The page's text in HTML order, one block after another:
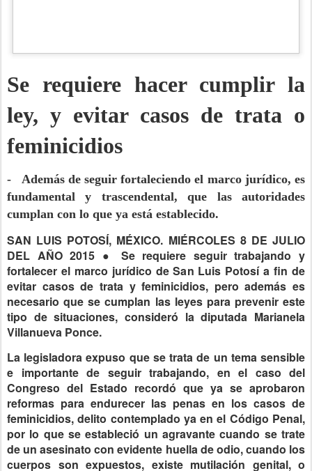
Se requiere hacer cumplir la
ley, y evitar casos de trata o
feminicidios
- Además de seguir fortaleciendo el marco jurídico, es
fundamental y trascendental, que las autoridades
cumplan con lo que ya está establecido.
SAN LUIS POTOSÍ, MÉXICO. MIÉRCOLES 8 DE JULIO
DEL AÑO 2015 ● Se requiere seguir trabajando y
fortalecer el marco jurídico de San Luis Potosí a fin de
evitar casos de trata y feminicidios, pero además es
necesario que se cumplan las leyes para prevenir este
tipo de situaciones, consideró la diputada Marianela
Villanueva Ponce.
La legisladora expuso que se trata de un tema sensible
e importante de seguir trabajando, en el caso del
Congreso del Estado recordó que ya se aprobaron
reformas para endurecer las penas en los casos de
feminicidios, delito contemplado ya en el Código Penal,
por lo que se estableció un agravante cuando se trate
de un asesinato con evidente huella de odio, cuando los
cuerpos son expuestos, existe mutilación genital, o